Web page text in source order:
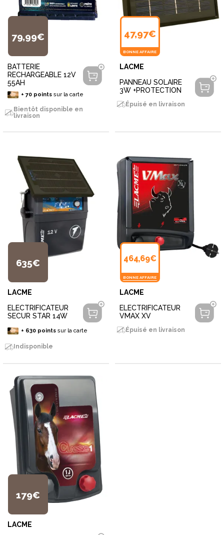
79,99€
BATTERIE
RECHARGEABLE 12V
55AH
+ 70pointssur la carte
Bientôt disponible en
livraison
47,97€
BONNE AFFAIRE
LACME
PANNEAU SOLAIRE
3W +PROTECTION
Épuisé en livraison
635€
LACME
ELECTRIFICATEUR
SECUR STAR 14W
+ 630pointssur la carte
Indisponible
464,69€
BONNE AFFAIRE
LACME
ELECTRIFICATEUR
VMAX XV
Épuisé en livraison
179€
LACME